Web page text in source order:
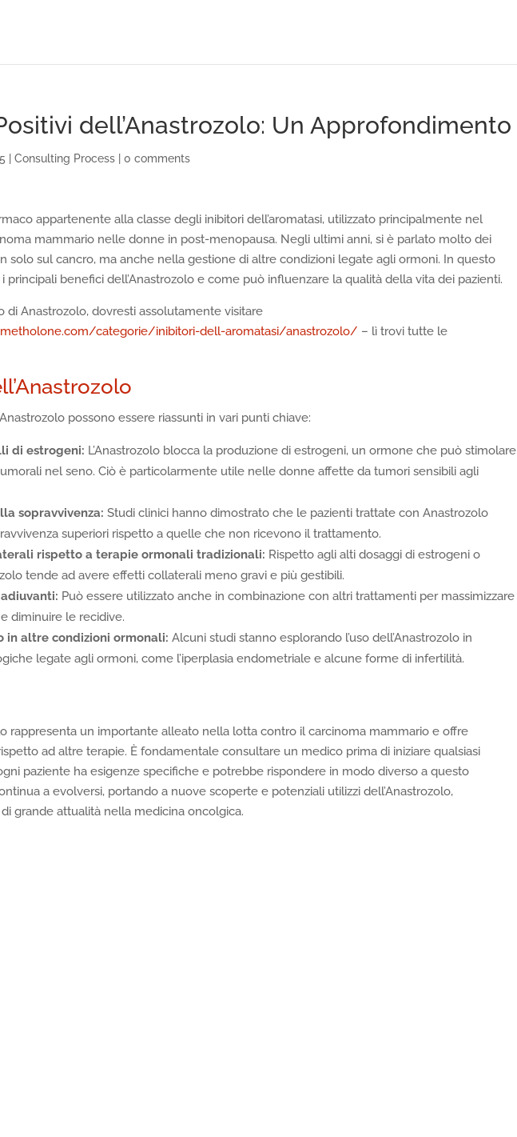
dell’Anastrozolo: Un Approfondimento
|Consulting Process |0 comments
appartenente alla classe degli inibitori dell’aromatasi, utilizzato principalmente nel
mammario nelle donne in post-menopausa. Negli ultimi anni, si è parlato molto dei
solo sul cancro, ma anche nella gestione di altre condizioni legate agli ormoni. In questo
principali benefici dell’Anastrozolo e come può influenzare la qualità della vita dei pazienti.
di Anastrozolo, dovresti assolutamente visitare
categorie/inibitori-dell-aromatasi/anastrozolo/ – lì trovi tutte le
possono essere riassunti in vari punti chiave:
di estrogeni: L’Anastrozolo blocca la produzione di estrogeni, un ormone che può stimolare
nel seno. Ciò è particolarmente utile nelle donne affette da tumori sensibili agli
sopravvivenza: Studi clinici hanno dimostrato che le pazienti trattate con Anastrozolo
superiori rispetto a quelle che non ricevono il trattamento.
rispetto a terapie ormonali tradizionali: Rispetto agli alti dosaggi di estrogeni o
tende ad avere effetti collaterali meno gravi e più gestibili.
Può essere utilizzato anche in combinazione con altri trattamenti per massimizzare
diminuire le recidive.
in altre condizioni ormonali: Alcuni studi stanno esplorando l’uso dell’Anastrozolo in
legate agli ormoni, come l’iperplasia endometriale e alcune forme di infertilità.
rappresenta un importante alleato nella lotta contro il carcinoma mammario e offre
ad altre terapie. È fondamentale consultare un medico prima di iniziare qualsiasi
paziente ha esigenze specifiche e potrebbe rispondere in modo diverso a questo
a evolversi, portando a nuove scoperte e potenziali utilizzi dell’Anastrozolo,
grande attualità nella medicina oncolgica.